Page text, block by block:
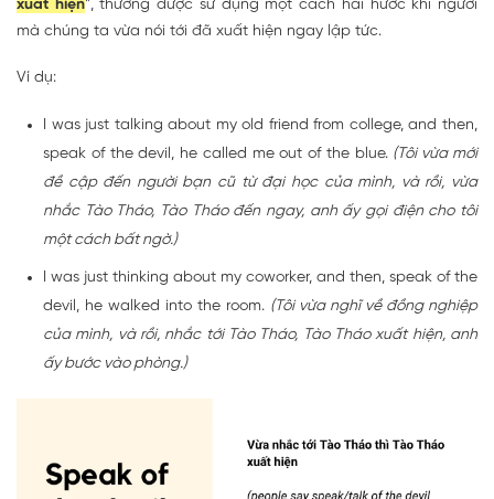
xuất hiện”, thường được sử dụng một cách hài hước khi người
mà chúng ta vừa nói tới đã xuất hiện ngay lập tức.
Ví dụ:
I was just talking about my old friend from college, and then,
speak of the devil , he called me out of the blue. (Tôi vừa mới
đề cập đến người bạn cũ từ đại học của mình, và rồi, vừa
nhắc Tào Tháo, Tào Tháo đến ngay, anh ấy gọi điện cho tôi
một cách bất ngờ.)
I was just thinking about my coworker, and then, speak of the
devil , he walked into the room. (Tôi vừa nghĩ về đồng nghiệp
của mình, và rồi, nhắc tới Tào Tháo, Tào Tháo xuất hiện, anh
ấy bước vào phòng.)